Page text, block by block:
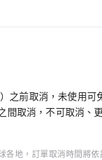
之前取消，未使用可
間取消，不可取消、
各地，訂單取消時間將